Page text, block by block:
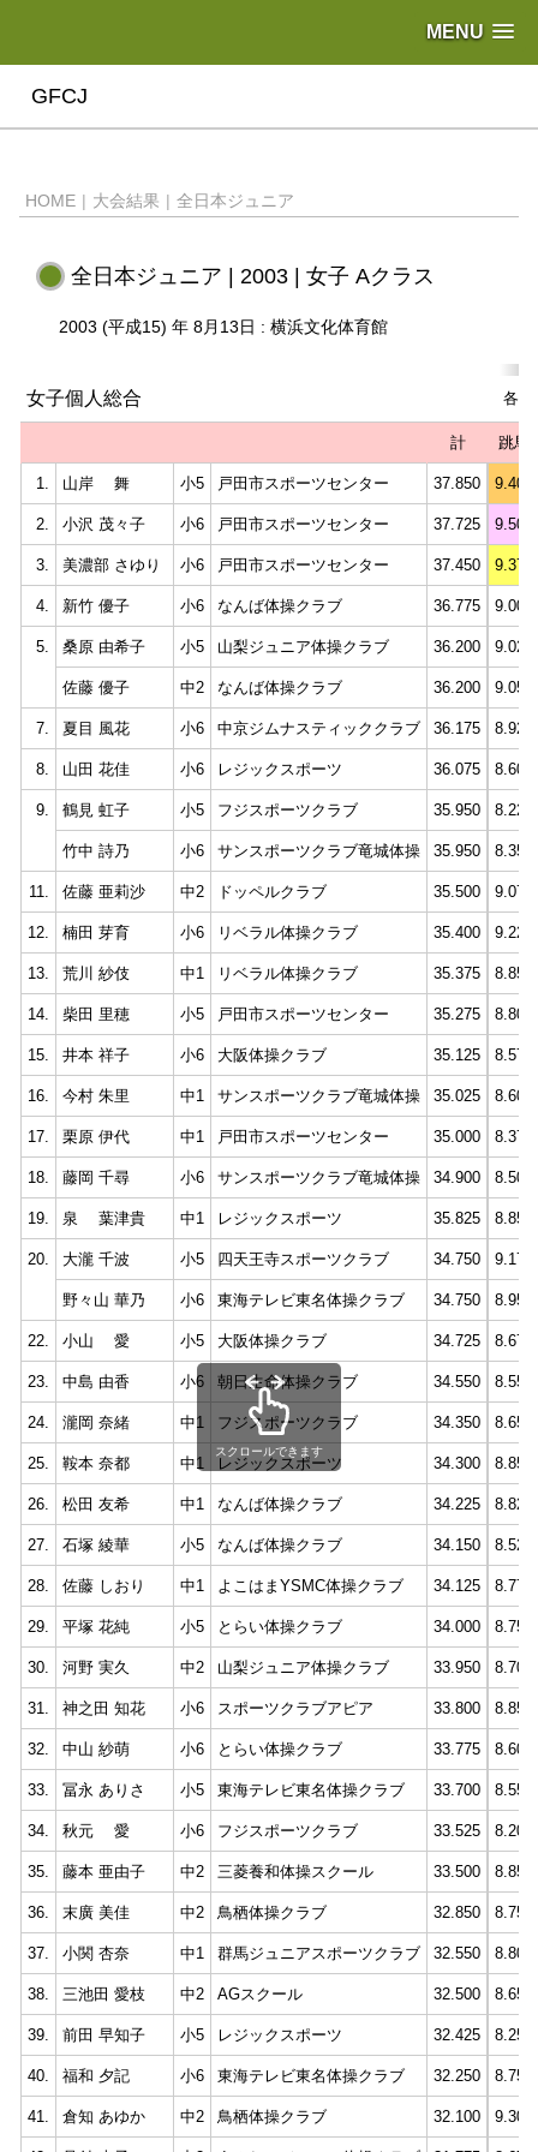
MENU
GFCJ
HOME | 大会結果 | 全日本ジュニア
全日本ジュニア | 2003 | 女子 Aクラス
2003 (平成15) 年 8月13日 : 横浜文化体育館
女子個人総合 各種
計 跳馬
1. 山岸 舞 小5 戸田市スポーツセンター 37.850 9.400
2. 小沢 茂々子 小6 戸田市スポーツセンター 37.725 9.500
3. 美濃部 さゆり 小6 戸田市スポーツセンター 37.450 9.375
4. 新竹 優子 小6 なんば体操クラブ 36.775 9.000
5. 桑原 由希子 小5 山梨ジュニア体操クラブ 36.200 9.025
佐藤 優子 中2 なんば体操クラブ 36.200 9.050
7. 夏目 風花 小6 中京ジムナスティッククラブ 36.175 8.925
8. 山田 花佳 小6 レジックスポーツ 36.075 8.600
9. 鶴見 虹子 小5 フジスポーツクラブ 35.950 8.225
竹中 詩乃 小6 サンスポーツクラブ竜城体操 35.950 8.350
11. 佐藤 亜莉沙 中2 ドッペルクラブ 35.500 9.075
12. 楠田 芽育 小6 リベラル体操クラブ 35.400 9.225
13. 荒川 紗伎 中1 リベラル体操クラブ 35.375 8.850
14. 柴田 里穂 小5 戸田市スポーツセンター 35.275 8.800
15. 井本 祥子 小6 大阪体操クラブ 35.125 8.575
16. 今村 朱里 中1 サンスポーツクラブ竜城体操 35.025 8.600
17. 栗原 伊代 中1 戸田市スポーツセンター 35.000 8.375
18. 藤岡 千尋 小6 サンスポーツクラブ竜城体操 34.900 8.500
19. 泉 葉津貴 中1 レジックスポーツ 35.825 8.850
20. 大瀧 千波 小5 四天王寺スポーツクラブ 34.750 9.175
野々山 華乃 小6 東海テレビ東名体操クラブ 34.750 8.950
22. 小山 愛 小5 大阪体操クラブ 34.725 8.675
23. 中島 由香 小6 朝日生命体操クラブ 34.550 8.550
24. 瀧岡 奈緒 中1 フジスポーツクラブ 34.350 8.650
25. 鞍本 奈都 中1 レジックスポーツ 34.300 8.850
26. 松田 友希 中1 なんば体操クラブ 34.225 8.825
27. 石塚 綾華 小5 なんば体操クラブ 34.150 8.525
28. 佐藤 しおり 中1 よこはまYSMC体操クラブ 34.125 8.775
29. 平塚 花純 小5 とらい体操クラブ 34.000 8.750
30. 河野 実久 中2 山梨ジュニア体操クラブ 33.950 8.700
31. 神之田 知花 小6 スポーツクラブアピア 33.800 8.850
32. 中山 紗萌 小6 とらい体操クラブ 33.775 8.600
33. 冨永 ありさ 小5 東海テレビ東名体操クラブ 33.700 8.550
34. 秋元 愛 小6 フジスポーツクラブ 33.525 8.200
35. 藤本 亜由子 中2 三菱養和体操スクール 33.500 8.850
36. 末廣 美佳 中2 鳥栖体操クラブ 32.850 8.750
37. 小関 杏奈 中1 群馬ジュニアスポーツクラブ 32.550 8.800
38. 三池田 愛枝 中2 AGスクール 32.500 8.650
39. 前田 早知子 小5 レジックスポーツ 32.425 8.250
40. 福和 夕記 小6 東海テレビ東名体操クラブ 32.250 8.750
41. 倉知 あゆか 中2 鳥栖体操クラブ 32.100 9.300
スクロールできます